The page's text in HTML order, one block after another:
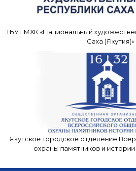
ГБУ ГМХК «Национальный
Саха (Якутия)»
Якутское городское отделение
охраны памятников и